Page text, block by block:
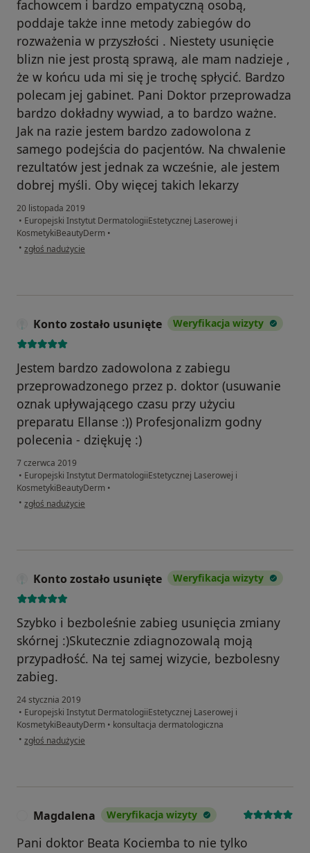
fachowcem i bardzo empatyczną osobą,
poddaje także inne metody zabiegów do
rozważenia w przyszłości . Niestety usunięcie
blizn nie jest prostą sprawą, ale mam nadzieje ,
że w końcu uda mi się je trochę spłycić. Bardzo
polecam jej gabinet. Pani Doktor przeprowadza
bardzo dokładny wywiad, a to bardzo ważne.
Jak na razie jestem bardzo zadowolona z
samego podejścia do pacjentów. Na chwalenie
rezultatów jest jednak za wcześnie, ale jestem
dobrej myśli. Oby więcej takich lekarzy
20 listopada 2019
• Europejski Instytut DermatologiiEstetycznej Laserowej i
KosmetykiBeautyDerm •
• w opinii użytkownika Monika Iwaszkiewicz
zgłoś nadużycie
Konto zostało usunięte Weryfikacja wizyty
Jestem bardzo zadowolona z zabiegu
przeprowadzonego przez p. doktor (usuwanie
oznak upływającego czasu przy użyciu
preparatu Ellanse :)) Profesjonalizm godny
polecenia - dziękuję :)
7 czerwca 2019
• Europejski Instytut DermatologiiEstetycznej Laserowej i
KosmetykiBeautyDerm •
• w opinii użytkownika Konto zostało usunięte
zgłoś nadużycie
Konto zostało usunięte Weryfikacja wizyty
Szybko i bezboleśnie zabieg usunięcia zmiany
skórnej :)Skutecznie zdiagnozowalą moją
przypadłość. Na tej samej wizycie, bezbolesny
zabieg.
24 stycznia 2019
• Europejski Instytut DermatologiiEstetycznej Laserowej i
KosmetykiBeautyDerm • konsultacja dermatologiczna
• w opinii użytkownika Konto zostało usunięte
zgłoś nadużycie
Magdalena Weryfikacja wizyty
Pani doktor Beata Kociemba to nie tylko